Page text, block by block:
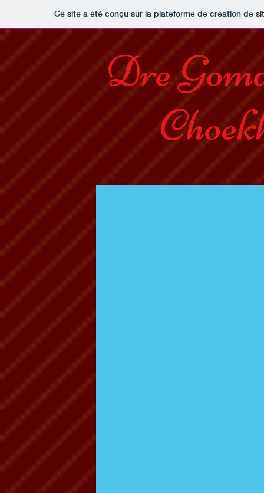
Ce site a été conçu sur la plateforme de création de
Dre